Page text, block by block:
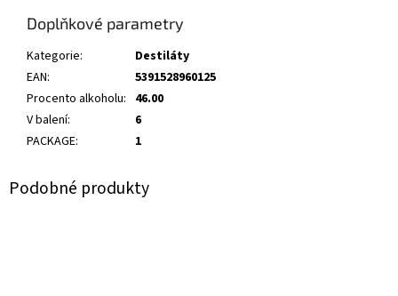
Doplňkové parametry
Kategorie:
Destiláty
EAN:
5391528960125
Procento alkoholu: 46.00
V balení:
6
PACKAGE: 1